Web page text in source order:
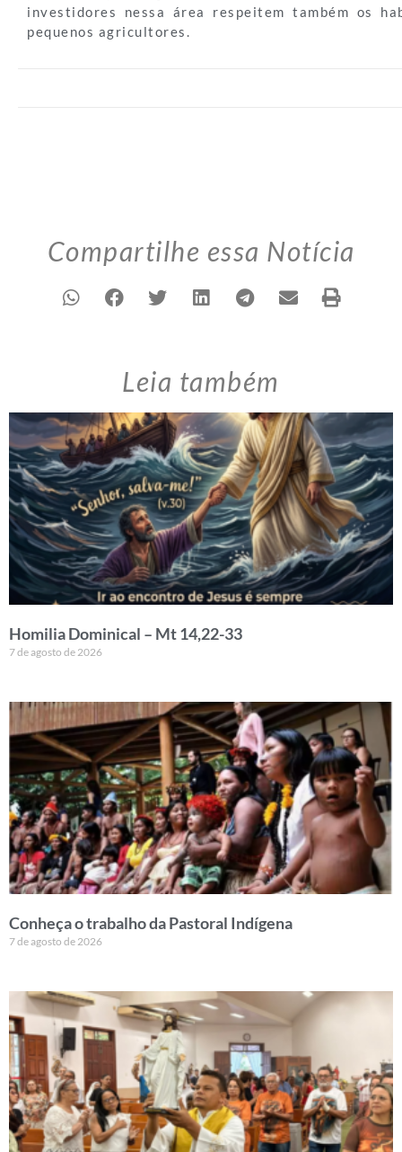
investidores nessa área respeitem também os
pequenos agricultores.
Compartilhe essa Notícia
Leia também
Homilia Dominical – Mt 14,22-33
7 de agosto de 2026
Conheça o trabalho da Pastoral Indígena
7 de agosto de 2026